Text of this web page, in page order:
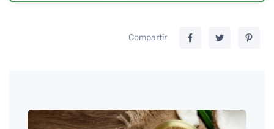
Compartir